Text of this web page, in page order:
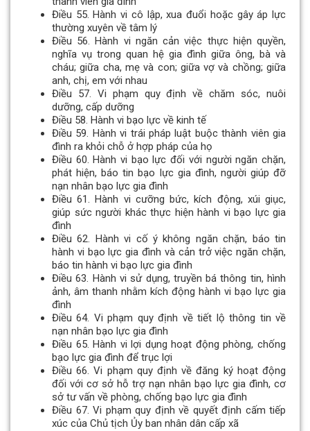
Điều 55. Hành vi cô lập, xua đuổi hoặc gây áp lực
thường xuyên về tâm lý
Điều 56. Hành vi ngăn cản việc thực hiện quyền,
nghĩa vụ trong quan hệ gia đình giữa ông, bà và
cháu; giữa cha, mẹ và con; giữa vợ và chồng; giữa
anh, chị, em với nhau
Điều 57. Vi phạm quy định về chăm sóc, nuôi
dưỡng, cấp dưỡng
Điều 58. Hành vi bạo lực về kinh tế
Điều 59. Hành vi trái pháp luật buộc thành viên gia
đình ra khỏi chỗ ở hợp pháp của họ
Điều 60. Hành vi bạo lực đối với người ngăn chặn,
phát hiện, báo tin bạo lực gia đình, người giúp đỡ
nạn nhân bạo lực gia đình
Điều 61. Hành vi cưỡng bức, kích động, xúi giục,
giúp sức người khác thực hiện hành vi bạo lực gia
đình
Điều 62. Hành vi cố ý không ngăn chặn, báo tin
hành vi bạo lực gia đình và cản trở việc ngăn chặn,
báo tin hành vi bạo lực gia đình
Điều 63. Hành vi sử dụng, truyền bá thông tin, hình
ảnh, âm thanh nhằm kích động hành vi bạo lực gia
đình
Điều 64. Vi phạm quy định về tiết lộ thông tin về
nạn nhân bạo lực gia đình
Điều 65. Hành vi lợi dụng hoạt động phòng, chống
bạo lực gia đình để trục lợi
Điều 66. Vi phạm quy định về đăng ký hoạt động
đối với cơ sở hỗ trợ nạn nhân bạo lực gia đình, cơ
sở tư vấn về phòng, chống bạo lực gia đình
Điều 67. Vi phạm quy định về quyết định cấm tiếp
xúc của Chủ tịch Ủy ban nhân dân cấp xã